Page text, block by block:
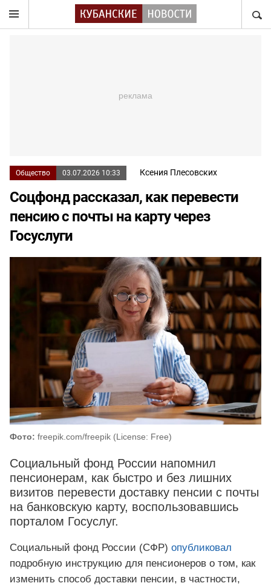
Общество 03.07.2026 10:33 Ксения Плесовских
Соцфонд рассказал, как перевести
пенсию с почты на карту через
Госуслуги
Фото: freepik.com/freepik (License: Free)
Социальный фонд России напомнил
пенсионерам, как быстро и без лишних
визитов перевести доставку пенсии с почты
на банковскую карту, воспользовавшись
порталом Госуслуг.
Социальный фонд России (СФР) опубликовал
подробную инструкцию для пенсионеров о том, как
изменить способ доставки пенсии, в частности,